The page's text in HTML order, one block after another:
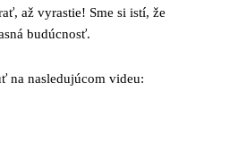
až vyrastie! Sme si istí, že
budúcnosť.
na nasledujúcom videu: